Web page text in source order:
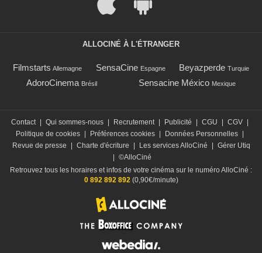
ALLOCINÉ À L'ÉTRANGER
Filmstarts Allemagne SensaCine Espagne Beyazperde Turquie
AdoroCinema Brésil Sensacine México Mexique
Contact Qui sommes-nous Recrutement Publicité CGU CGV
Politique de cookies
Préférences cookies Données Personnelles
Revue de presse
Charte d'écriture Les services AlloCiné
Gérer Utiq
©AlloCiné
Retrouvez tous les horaires et infos de votre cinéma sur le numéro AlloCiné :
0 892 892 892(0,90€/minute)